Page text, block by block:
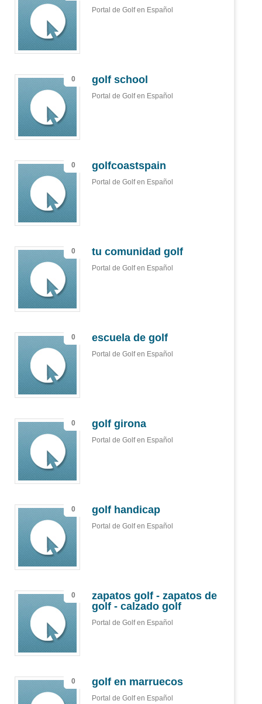
Portal de Golf en Español
0 golf school
Portal de Golf en Español
0 golfcoastspain
Portal de Golf en Español
0 tu comunidad golf
Portal de Golf en Español
0 escuela de golf
Portal de Golf en Español
0 golf girona
Portal de Golf en Español
0 golf handicap
Portal de Golf en Español
0
zapatos golf - zapatos de
golf - calzado golf
Portal de Golf en Español
0 golf en marruecos
Portal de Golf en Español